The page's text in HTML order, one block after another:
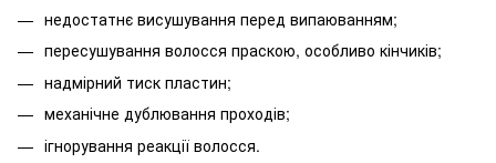
недостатнє висушування перед випаюванням;
пересушування волосся праскою, особливо кінчиків;
надмірний тиск пластин;
механічне дублювання проходів;
ігнорування реакції волосся.